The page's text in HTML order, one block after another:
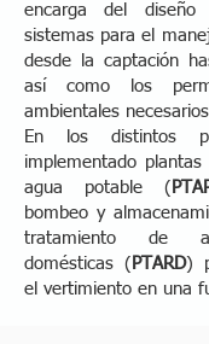
encarga del
sistemas para el
desde la captación
así como los
ambientales
En los distintos
implementado
agua potable (
bombeo y
tratamiento de
domésticas ( PTARD)
el vertimiento en una